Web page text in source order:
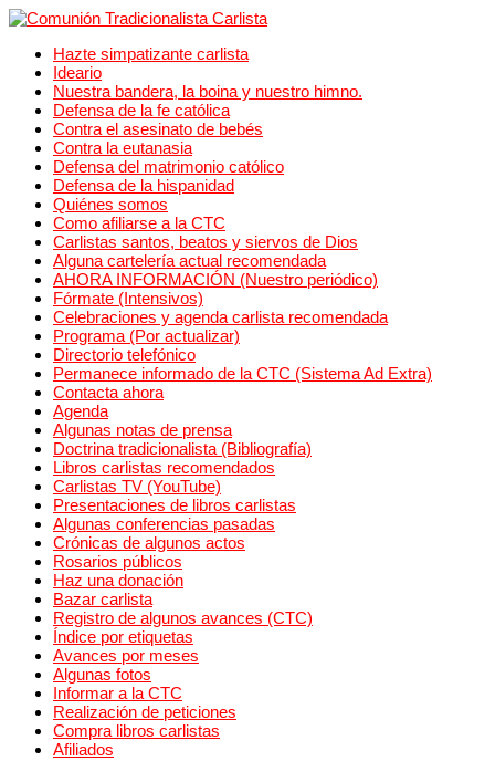
Hazte simpatizante carlista
Ideario
Nuestra bandera, la boina y nuestro himno.
Defensa de la fe católica
Contra el asesinato de bebés
Contra la eutanasia
Defensa del matrimonio católico
Defensa de la hispanidad
Quiénes somos
Como afiliarse a la CTC
Carlistas santos, beatos y siervos de Dios
Alguna cartelería actual recomendada
AHORA INFORMACIÓN (Nuestro periódico)
Fórmate (Intensivos)
Celebraciones y agenda carlista recomendada
Programa (Por actualizar)
Directorio telefónico
Permanece informado de la CTC (Sistema Ad Extra)
Contacta ahora
Agenda
Algunas notas de prensa
Doctrina tradicionalista (Bibliografía)
Libros carlistas recomendados
Carlistas TV (YouTube)
Presentaciones de libros carlistas
Algunas conferencias pasadas
Crónicas de algunos actos
Rosarios públicos
Haz una donación
Bazar carlista
Registro de algunos avances (CTC)
Índice por etiquetas
Avances por meses
Algunas fotos
Informar a la CTC
Realización de peticiones
Compra libros carlistas
Afiliados